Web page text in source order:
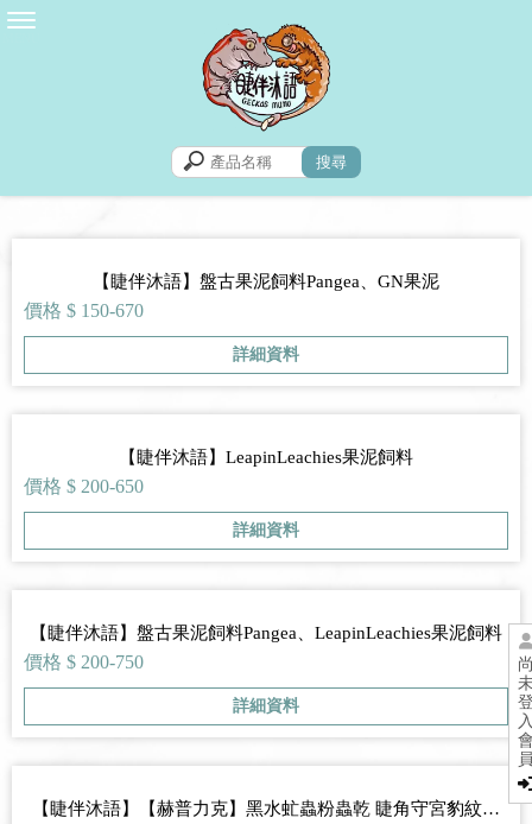
【睫伴沐語】盤古果泥飼料Pangea、GN果泥
價格 $ 150-670
詳細資料
【睫伴沐語】LeapinLeachies果泥飼料
價格 $ 200-650
詳細資料
【睫伴沐語】盤古果泥飼料Pangea、LeapinLeachies果泥飼料
價格 $ 200-750
詳細資料
【睫伴沐語】【赫普力克】黑水虻蟲粉蟲乾 睫角守宮豹紋肥